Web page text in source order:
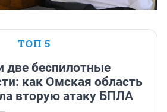
ТОП 5
две беспилотные
как Омская область
вторую атаку БПЛА